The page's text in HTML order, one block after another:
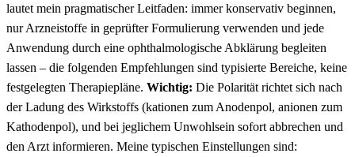
lautet mein pragmatischer Leitfaden: immer​ konservativ beginnen,
nur Arzneistoffe in geprüfter Formulierung verwenden und jede
⁤Anwendung durch ⁢eine ophthalmologische Abklärung begleiten
lassen – die folgenden Empfehlungen sind typisierte Bereiche, keine
festgelegten Therapiepläne. Wichtig: Die Polarität‌ richtet sich nach
der⁤ Ladung des Wirkstoffs⁣ (kationen zum Anodenpol, anionen zum
Kathodenpol), und⁣ bei ‍jeglichem Unwohlsein sofort abbrechen und​
den Arzt informieren. Meine typischen⁣ Einstellungen sind: ⁣